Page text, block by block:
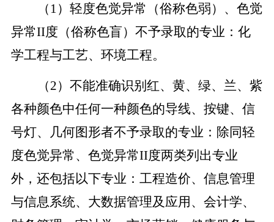
（1）轻度色觉异常（俗称色弱）、色觉
异常II度（俗称色盲）不予录取的专业：化
学工程与工艺、环境工程。
（2）不能准确识别红、黄、绿、兰、紫
各种颜色中任何一种颜色的导线、按键、信
号灯、几何图形者不予录取的专业：除同轻
度色觉异常、色觉异常II度两类列出专业
外，还包括以下专业：工程造价、信息管理
与信息系统、大数据管理及应用、会计学、